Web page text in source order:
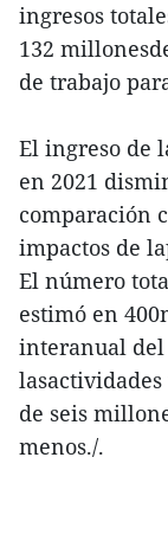
ingresos
132
de trabajo
El ingreso de
en 2021
comparación
impactos de
El número
estimó en
interanual del
de seis
menos./.